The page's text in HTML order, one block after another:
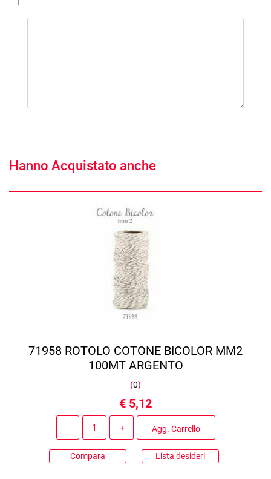
Hanno Acquistato anche
71958 ROTOLO COTONE BICOLOR MM2
100MT ARGENTO
(0)
€ 5,12
Agg. Carrello
Compara Lista desideri